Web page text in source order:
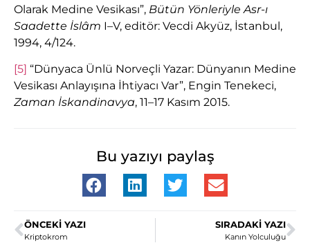
Olarak Medine Vesikası”, Bütün Yönleriyle Asr-ı
Saadette İslâm I–V, editör: Vecdi Akyüz, İstanbul,
1994, 4/124.
[5] “Dünyaca Ünlü Norveçli Yazar: Dünyanın Medine
Vesikası Anlayışına İhtiyacı Var”, Engin Tenekeci,
Zaman İskandinavya, 11–17 Kasım 2015.
Bu yazıyı paylaş
ÖNCEKI YAZI
Kriptokrom
SIRADAKI YAZI
Kanın Yolculuğu